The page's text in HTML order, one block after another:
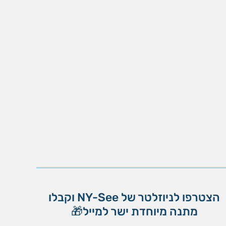
הצטרפו לניוזלטר של NY-See וקבלו
מתנה מיוחדת ישר למייל🎁